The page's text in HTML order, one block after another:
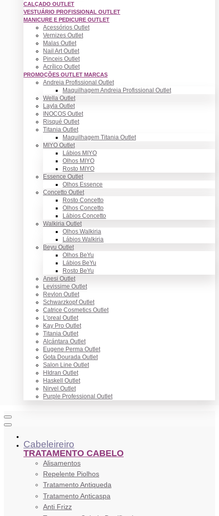
CALÇADO OUTLET
VESTUÁRIO PROFISSIONAL OUTLET
MANICURE E PEDICURE OUTLET
Acessórios Outlet
Vernizes Outlet
Malas Outlet
Nail Art Outlet
Pinceis Outlet
Acrílico Outlet
PROMOÇÕES OUTLET MARCAS
Andreia Profissional Outlet
Maquilhagem Andreia Profissional Outlet
Wella Outlet
Layla Outlet
INOCOS Outlet
Risqué Outlet
Titania Outlet
Maquilhagem Titania Outlet
MIYO Outlet
Lábios MIYO
Olhos MIYO
Rosto MIYO
Essence Outlet
Olhos Essence
Concetto Outlet
Rosto Concetto
Olhos Concetto
Lábios Concetto
Walkiria Outlet
Olhos Walkiria
Lábios Walkiria
Beyu Outlet
Olhos BeYu
Lábios BeYu
Rosto BeYu
Anesi Outlet
Levissime Outlet
Revlon Outlet
Schwarzkopf Outlet
Catrice Cosmetics Outlet
L'oreal Outlet
Kay Pro Outlet
Titania Outlet
Alcántara Outlet
Eugene Perma Outlet
Gota Dourada Outlet
Salon Line Outlet
HIdran Outlet
Haskell Outlet
Nirvel Outlet
Purple Professional Outlet
Cabeleireiro
TRATAMENTO CABELO
Alisamentos
Repelente Piolhos
Tratamento Antiqueda
Tratamento Anticaspa
Anti Frizz